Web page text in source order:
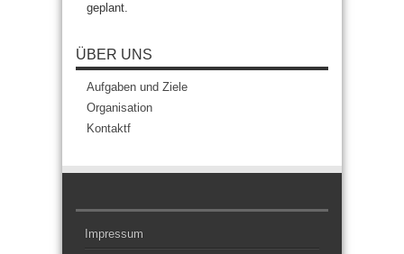
geplant.
ÜBER UNS
Aufgaben und Ziele
Organisation
Kontaktf
Impressum